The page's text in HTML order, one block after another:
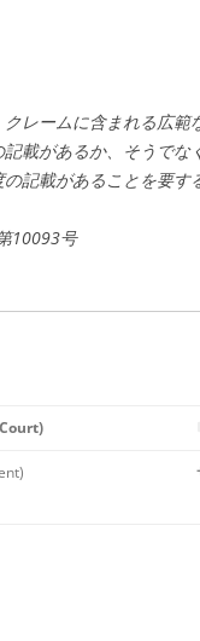
クレームに含まれる広
記載があるか、そうで
記載があることを要す
10093号